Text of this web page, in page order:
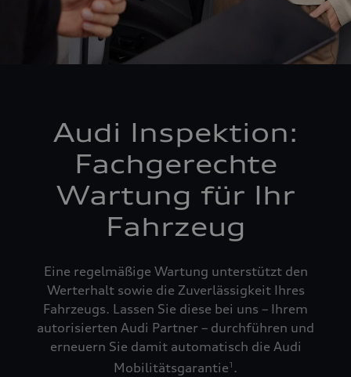
Audi Inspektion:
Fachgerechte
Wartung für Ihr
Fahrzeug
Eine regelmäßige Wartung unterstützt den
Werterhalt sowie die Zuverlässigkeit Ihres
Fahrzeugs. Lassen Sie diese bei uns – Ihrem
autorisierten Audi Partner – durchführen und
erneuern Sie damit automatisch die Audi
Mobilitätsgarantie1 .